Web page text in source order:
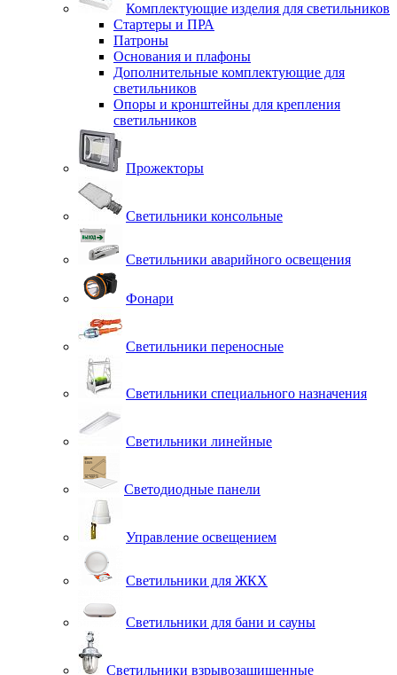
Комплектующие изделия для светильников
Стартеры и ПРА
Патроны
Основания и плафоны
Дополнительные комплектующие для
светильников
Опоры и кронштейны для крепления
светильников
Прожекторы
Светильники консольные
Светильники аварийного освещения
Фонари
Светильники переносные
Светильники специального назначения
Светильники линейные
Светодиодные панели
Управление освещением
Светильники для ЖКХ
Светильники для бани и сауны
Светильники взрывозащищенные